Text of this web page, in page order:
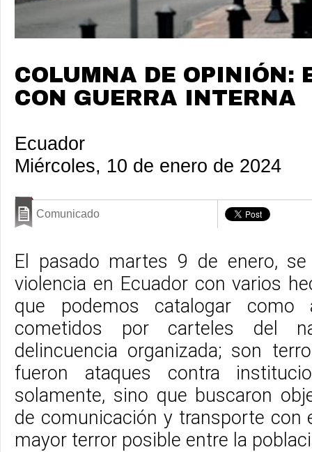
COLUMNA DE OPINIÓN:
CON GUERRA INTERNA
Ecuador
Miércoles, 10 de enero de 2024
Comunicado
El pasado martes 9 de enero,
violencia en Ecuador con varios
que podemos catalogar como
cometidos por carteles del
delincuencia organizada; son
fueron ataques contra
solamente, sino que buscaron
de comunicación y transporte con
mayor terror posible entre la